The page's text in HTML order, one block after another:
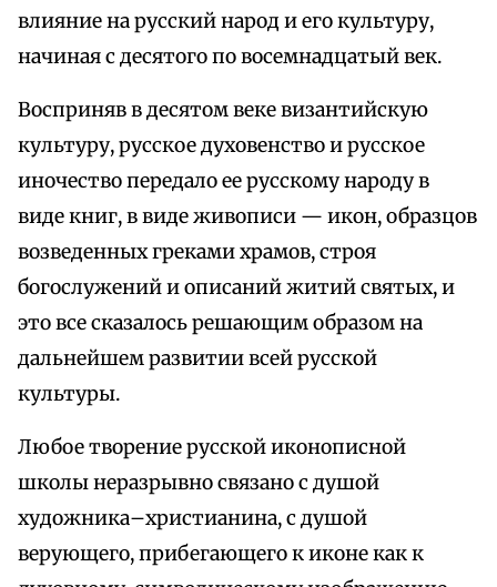
влияние на русский народ и его культуру,
начиная с десятого по восемнадцатый век.
Восприняв в десятом веке византийскую
культуру, русское духовенство и русское
иночество передало ее русскому народу в
виде книг, в виде живописи — икон, образцов
возведенных греками храмов, строя
богослужений и описаний житий святых, и
это все сказалось решающим образом на
дальнейшем развитии всей русской
культуры.
Любое творение русской иконописной
школы неразрывно связано с душой
художника–христианина, с душой
верующего, прибегающего к иконе как к